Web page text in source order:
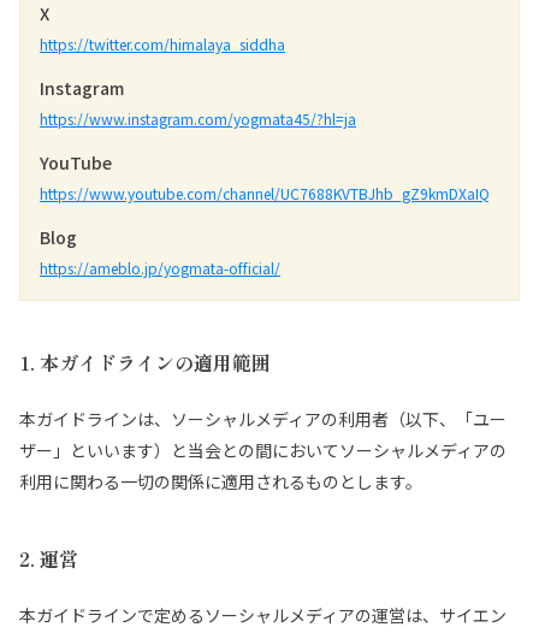
X
https://twitter.com/himalaya_siddha
Instagram
https://www.instagram.com/yogmata45/?hl=ja
YouTube
https://www.youtube.com/channel/UC7688KVTBJhb_gZ9kmDXaIQ
Blog
https://ameblo.jp/yogmata-official/
1. 本ガイドラインの適用範囲
本ガイドラインは、ソーシャルメディアの利用者（以下、「ユー
ザー」といいます）と当会との間においてソーシャルメディアの
利用に関わる一切の関係に適用されるものとします。
2. 運営
本ガイドラインで定めるソーシャルメディアの運営は、サイエン